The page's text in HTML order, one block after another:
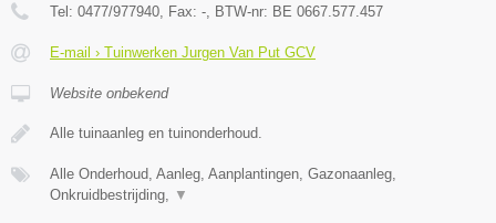
Tel: 0477/977940, Fax: -, BTW-nr: BE 0667.577.457
E-mail › Tuinwerken Jurgen Van Put GCV
Website onbekend
Alle tuinaanleg en tuinonderhoud.
Alle Onderhoud, Aanleg, Aanplantingen, Gazonaanleg,
Onkruidbestrijding, ▼